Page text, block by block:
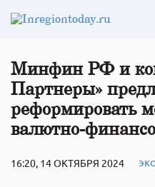
Минфин РФ и
Партнеры»
реформировать
валютно-
16:20, 14 ОКТЯБРЯ 2024